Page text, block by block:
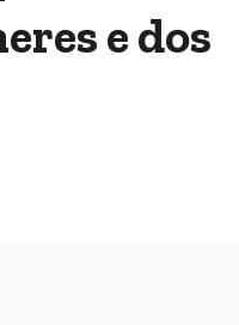
e dos